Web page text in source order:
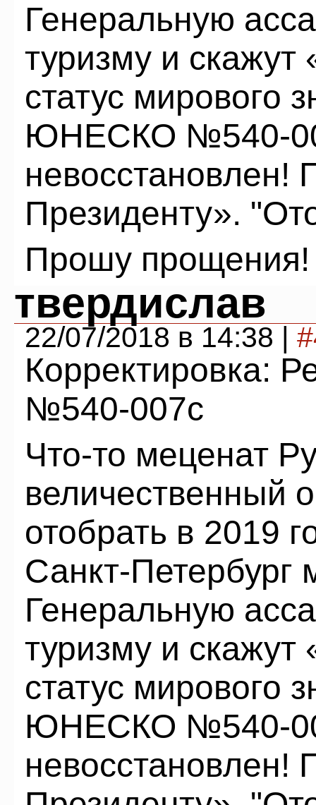
Генеральную
туризму и скажут
статус мирового
ЮНЕСКО №540-
невосстановлен!
Президенту».
Прошу прощения!
твердислав
22/07/2018 в 14:38 |
Корректировка:
№540-007с
Что-то меценат
величественный
отобрать в 2019
Санкт-
Генеральную
туризму и скажут
статус мирового
ЮНЕСКО №540-
невосстановлен!